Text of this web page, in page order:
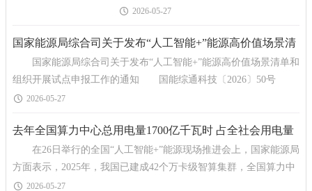
2026-05-27
国家能源局综合司关于发布“人工智能+”能源高价值场景清
单和组织开展试点申报工作的通知
国家能源局综合司关于发布“人工智能+”能源高价值场景清单和
组织开展试点申报工作的通知 国能综通科技〔2026〕50号
各省、自治区、直辖市及计划单列
2026-05-27
去年全国算力中心总用电量1700亿千瓦时 占全社会用电量
的1.6%
在26日举行的全国“人工智能+”能源现场推进会上，国家能源局
方面表示，2025年，我国已建成42个万卡级智算集群，全国算力中
心总用电量达1700亿千瓦时，占全社会用电量
2026-05-27